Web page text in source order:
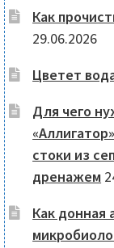
Как
29.06.2026
Цветет
Для чего
стоки из
дренажем
Как донная